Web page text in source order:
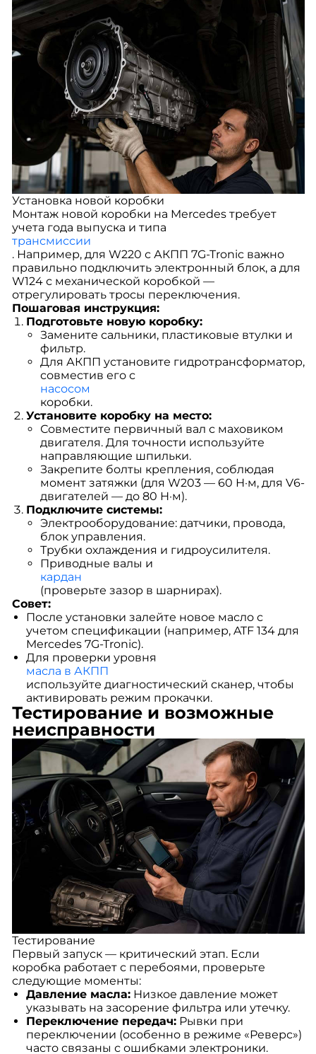
Установка новой коробки
Монтаж новой коробки на Mercedes требует
учета года выпуска и типа
трансмиссии
. Например, для W220 с АКПП 7G-Tronic важно
правильно подключить электронный блок, а для
W124 с механической коробкой —
отрегулировать тросы переключения.
Пошаговая инструкция:
Подготовьте новую коробку:
Замените сальники, пластиковые втулки и
фильтр.
Для АКПП установите гидротрансформатор,
совместив его с
насосом
коробки.
Установите коробку на место:
Совместите первичный вал с маховиком
двигателя. Для точности используйте
направляющие шпильки.
Закрепите болты крепления, соблюдая
момент затяжки (для W203 — 60 Н·м, для V6-
двигателей — до 80 Н·м).
Подключите системы:
Электрооборудование: датчики, провода,
блок управления.
Трубки охлаждения и гидроусилителя.
Приводные валы и
кардан
(проверьте зазор в шарнирах).
Совет:
После установки залейте новое масло с
учетом спецификации (например, ATF 134 для
Mercedes 7G-Tronic).
Для проверки уровня
масла в АКПП
используйте диагностический сканер, чтобы
активировать режим прокачки.
Тестирование и возможные
неисправности
Тестирование
Первый запуск — критический этап. Если
коробка работает с перебоями, проверьте
следующие моменты:
Давление масла:Низкое давление может
указывать на засорение фильтра или утечку.
Переключение передач:Рывки при
переключении (особенно в режиме «Реверс»)
часто связаны с ошибками электроники.